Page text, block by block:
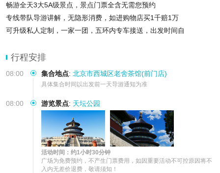
畅游全天3大5A级景点，景点门票全含无需您预约
专线带队导游讲解，无隐形消费，如进购物店买1千赔1万
可升级私人定制，一家一团，五环内专车接送，出发时间自
行程安排
08:00 集合地点: 北京市西城区老舍茶馆(前门店)
具体集合时间以出发前一天导游通知为准
08:00 游览景点: 天坛公园
活动时间：约1小时30分钟
广场为免费预约，不产生门票费用，如因重要活动不可控原因将不
入内无差价退费，敬请须知！